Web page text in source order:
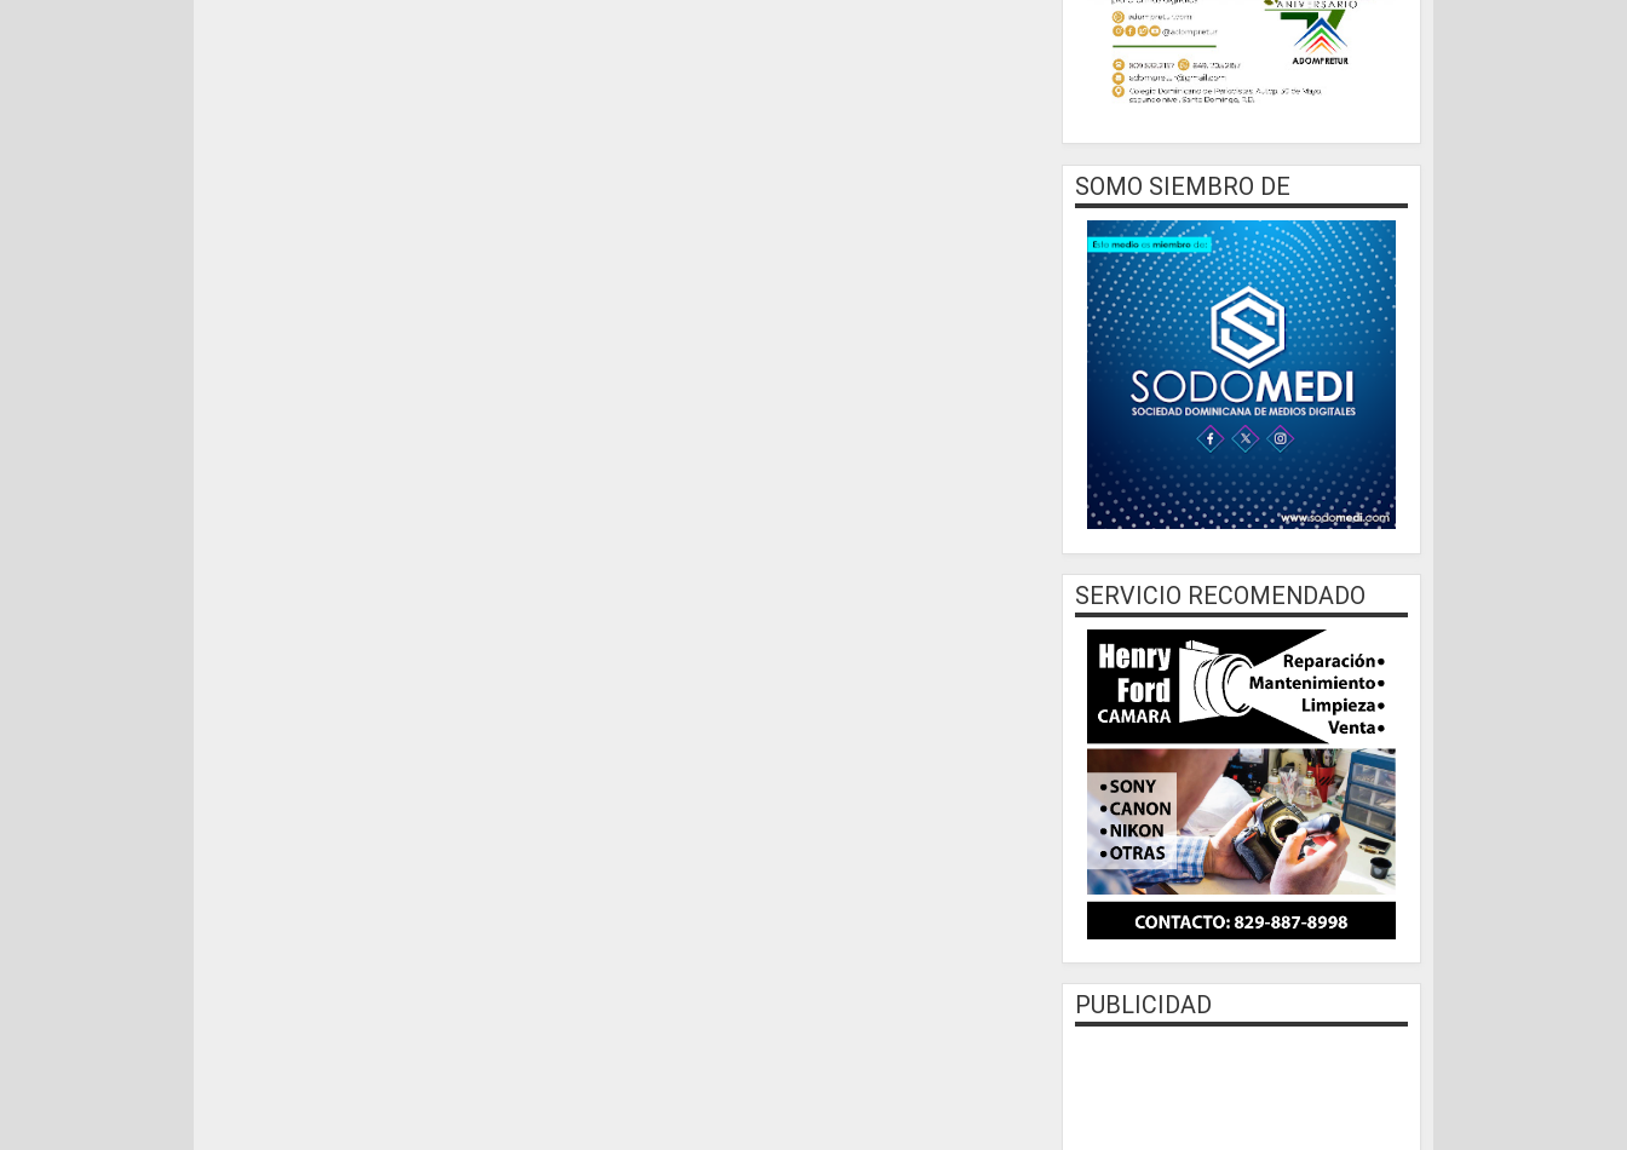
SOMO SIEMBRO DE
SERVICIO RECOMENDADO
PUBLICIDAD